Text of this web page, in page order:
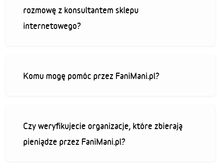
rozmowę z konsultantem sklepu
internetowego?
Komu mogę pomóc przez FaniMani.pl?
Czy weryfikujecie organizacje, które zbierają
pieniądze przez FaniMani.pl?